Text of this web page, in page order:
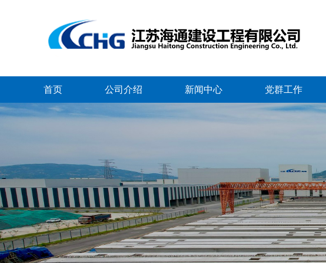
首页 公司介绍 新闻中心 党群工作